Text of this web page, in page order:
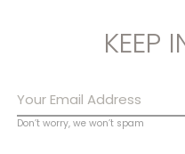
KEEP
Don’t worry, we won’t spam